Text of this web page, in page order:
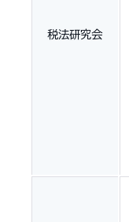
税法研究会